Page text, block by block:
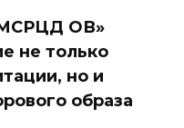
МСРЦД ОВ»
не только
но и
образа